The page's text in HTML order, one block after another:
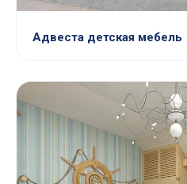
Адвеста детская мебель